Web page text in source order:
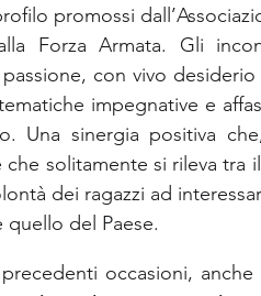
promossi
Forza Armata. Gli
con vivo
impegnative e
Una sinergia positiva
che solitamente si rileva
dei ragazzi ad
del Paese.
occasioni,